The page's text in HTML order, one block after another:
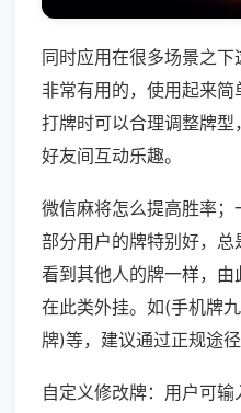
同时应用在很多场景之
非常有用的，使用起来
打牌时可以合理调整牌
好友间互动乐趣。
微信麻将怎么提高胜率；
部分用户的牌特别好，
看到其他人的牌一样，
在此类外挂。如(手机牌
牌)等，建议通过正规途径
自定义修改牌：用户可输